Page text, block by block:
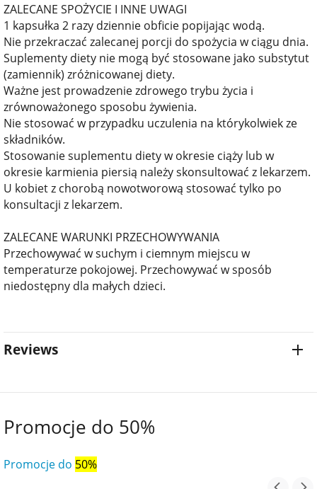
ZALECANE SPOŻYCIE I INNE UWAGI
1 kapsułka 2 razy dziennie obficie popijając wodą.
Nie przekraczać zalecanej porcji do spożycia w ciągu dnia.
Suplementy diety nie mogą być stosowane jako substytut
(zamiennik) zróżnicowanej diety.
Ważne jest prowadzenie zdrowego trybu życia i
zrównoważonego sposobu żywienia.
Nie stosować w przypadku uczulenia na którykolwiek ze
składników.
Stosowanie suplementu diety w okresie ciąży lub w
okresie karmienia piersią należy skonsultować z lekarzem.
U kobiet z chorobą nowotworową stosować tylko po
konsultacji z lekarzem.
ZALECANE WARUNKI PRZECHOWYWANIA
Przechowywać w suchym i ciemnym miejscu w
temperaturze pokojowej. Przechowywać w sposób
niedostępny dla małych dzieci.
Reviews
Promocje do 50%
Promocje do 50%